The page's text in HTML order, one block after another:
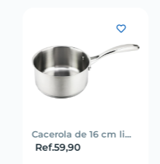
Cacerola de 16 cm li...
Ref.59,90